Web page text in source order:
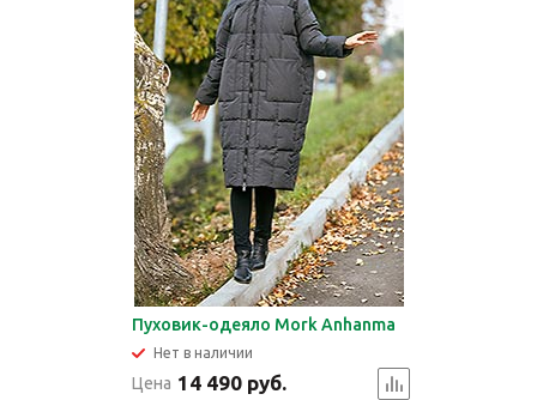
Пуховик-одеяло Mork Anhanma
Нет в наличии
Цена 14 490 руб.